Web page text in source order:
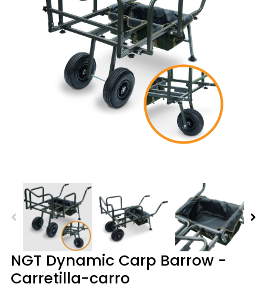
NGT Dynamic Carp Barrow -
Carretilla-carro